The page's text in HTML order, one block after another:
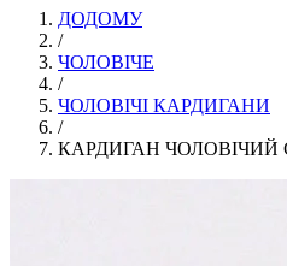
ДОДОМУ
/
ЧОЛОВІЧЕ
/
ЧОЛОВІЧІ КАРДИГАНИ
/
КАРДИГАН ЧОЛОВІЧИЙ